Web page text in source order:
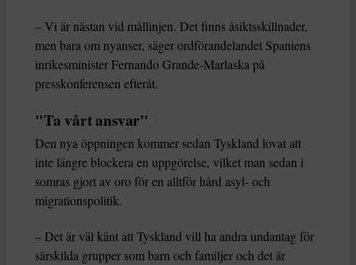
– Vi är nästan vid mållinjen. Det finns åsiktsskillnader,
men bara om nyanser, säger ordförandelandet Spaniens
inrikesminister Fernando Grande-Marlaska på
presskonferensen efteråt.
"Ta vårt ansvar"
Den nya öppningen kommer sedan Tyskland lovat att
inte längre blockera en uppgörelse, vilket man sedan i
somras gjort av oro för en alltför hård asyl- och
migrationspolitik.
– Det är väl känt att Tyskland vill ha andra undantag för
särskilda grupper som barn och familjer och det är